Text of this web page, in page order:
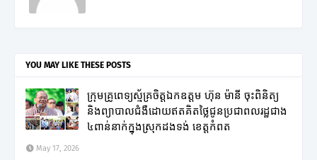
YOU MAY LIKE THESE POSTS
ក្រុមគ្រូពេទ្យស្ម័គ្រចិត្តឯកឧត្តម ហ៊ុន ម៉ានី ចុះពិនិត្យ
និងព្យាបាលជំងឺដោយឥតគិតថ្លៃជូនប្រជាពលរដ្ឋជាង
៤ពាន់នាក់ក្នុងស្រុកដងទង់ ខេត្តកំពត
May 17, 2026